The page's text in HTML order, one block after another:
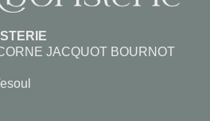
JACQUOT BOURNOT